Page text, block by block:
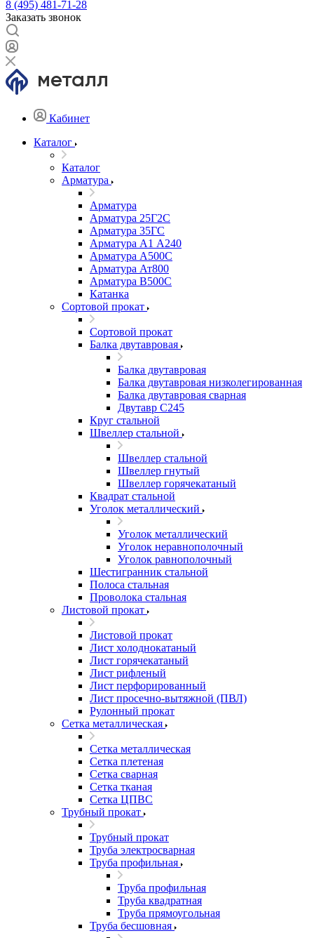
8 (495) 481-71-28
Заказать звонок
Кабинет
Каталог
Каталог
Арматура
Арматура
Арматура 25Г2С
Арматура 35ГС
Арматура А1 А240
Арматура А500С
Арматура Ат800
Арматура В500С
Катанка
Сортовой прокат
Сортовой прокат
Балка двутавровая
Балка двутавровая
Балка двутавровая низколегированная
Балка двутавровая сварная
Двутавр С245
Круг стальной
Швеллер стальной
Швеллер стальной
Швеллер гнутый
Швеллер горячекатаный
Квадрат стальной
Уголок металлический
Уголок металлический
Уголок неравнополочный
Уголок равнополочный
Шестигранник стальной
Полоса стальная
Проволока стальная
Листовой прокат
Листовой прокат
Лист холоднокатаный
Лист горячекатаный
Лист рифленый
Лист перфорированный
Лист просечно-вытяжной (ПВЛ)
Рулонный прокат
Сетка металлическая
Сетка металлическая
Сетка плетеная
Сетка сварная
Сетка тканая
Сетка ЦПВС
Трубный прокат
Трубный прокат
Труба электросварная
Труба профильная
Труба профильная
Труба квадратная
Труба прямоугольная
Труба бесшовная